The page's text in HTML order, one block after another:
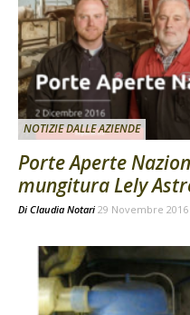
NOTIZIE DALLE AZIENDE
Porte Aperte
mungitura Lely
Di Claudia Notari 29 Novembre 2016